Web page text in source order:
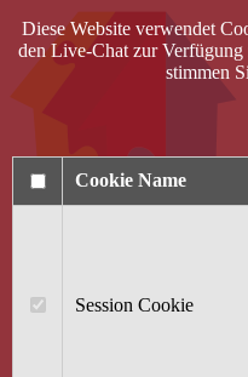
Diese Website verwendet
den Live-Chat zur Verfügung
stimmen
Cookie Name
Session Cookie